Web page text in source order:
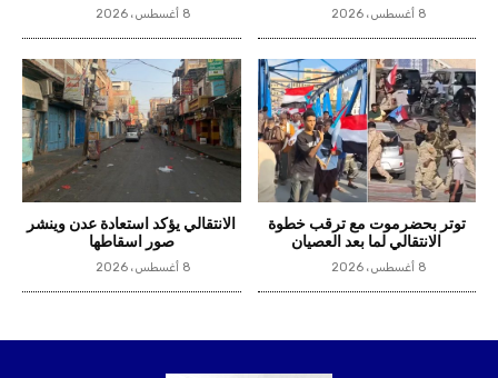
8 أغسطس، 2026 8 أغسطس، 2026
توتر بحضرموت مع ترقب خطوة
الانتقالي لما بعد العصيان
8 أغسطس، 2026
الانتقالي يؤكد استعادة عدن وينشر
صور اسقاطها
8 أغسطس، 2026